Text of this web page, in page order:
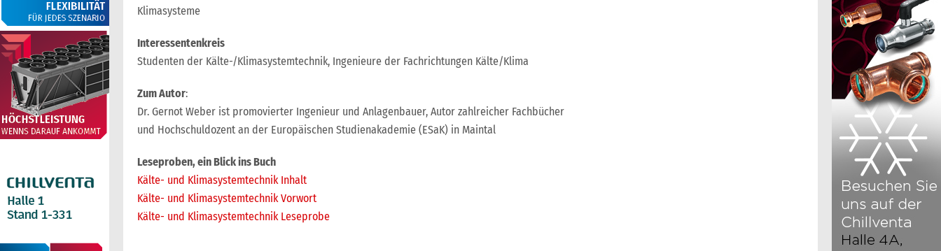
Klimasysteme
Interessentenkreis
Studenten der Kälte-/Klimasystemtechnik, Ingenieure der Fachrichtungen Kälte/Klima
Zum Autor:
Dr. Gernot Weber ist promovierter Ingenieur und Anlagenbauer, Autor zahlreicher Fachbücher
und Hochschuldozent an der Europäischen Studienakademie (ESaK) in Maintal
Leseproben, ein Blick ins Buch
Kälte- und Klimasystemtechnik Inhalt
Kälte- und Klimasystemtechnik Vorwort
Kälte- und Klimasystemtechnik Leseprobe